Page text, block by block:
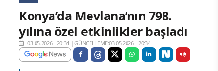
Konya’da Mevlana’nın 798.
yılına özel etkinlikler başladı
03.05.2026 - 20:34 |GÜNCELLEME:03.05.2026 - 20:34